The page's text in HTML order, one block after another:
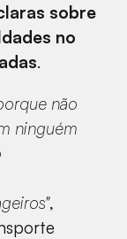
sobre
no
.
não
ninguém
,